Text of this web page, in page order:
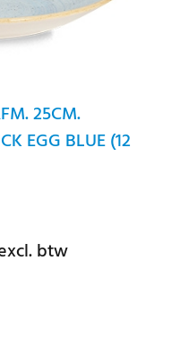
25CM.
EGG BLUE (12
btw